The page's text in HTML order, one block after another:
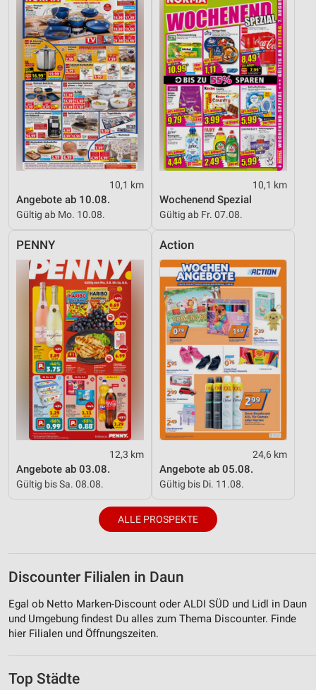
10,1 km
Angebote ab 10.08.
Gültig ab Mo. 10.08.
10,1 km
Wochenend Spezial
Gültig ab Fr. 07.08.
PENNY
12,3 km
Angebote ab 03.08.
Gültig bis Sa. 08.08.
Action
24,6 km
Angebote ab 05.08.
Gültig bis Di. 11.08.
ALLE PROSPEKTE
Discounter Filialen in Daun
Egal ob Netto Marken-Discount oder ALDI SÜD und Lidl in Daun
und Umgebung findest Du alles zum Thema Discounter. Finde
hier Filialen und Öffnungszeiten.
Top Städte